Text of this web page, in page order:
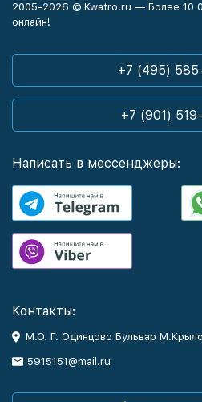
2005-2026 © Kwatro.ru — Более 10
онлайн!
+7 (495)
+7 (901)
Написать в мессенджеры:
Контакты:
М.О. Г. Одинцово Бульвар
5915151@mail.ru